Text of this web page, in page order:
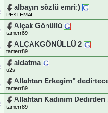
albayın sözlü emri:)
PESTEMAL
Alçak Gönüllü
tamerr89
ALÇAKGÖNÜLLÜ 2
tamerr89
aldatma
u2s
Allahtan Erkegim"
tamerr89
Allahtan Kadınım Dedirden
tamerr89